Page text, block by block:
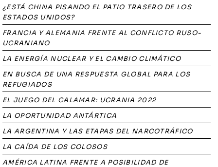
¿ESTÁ CHINA PISANDO EL PATIO TRASERO DE LOS
ESTADOS UNIDOS?
FRANCIA Y ALEMANIA FRENTE AL CONFLICTO RUSO-
UCRANIANO
LA ENERGÍA NUCLEAR Y EL CAMBIO CLIMÁTICO
EN BUSCA DE UNA RESPUESTA GLOBAL PARA LOS
REFUGIADOS
EL JUEGO DEL CALAMAR: UCRANIA 2022
LA OPORTUNIDAD ANTÁRTICA
LA ARGENTINA Y LAS ETAPAS DEL NARCOTRÁFICO
LA CAÍDA DE LOS COLOSOS
AMÉRICA LATINA FRENTE A POSIBILIDAD DE